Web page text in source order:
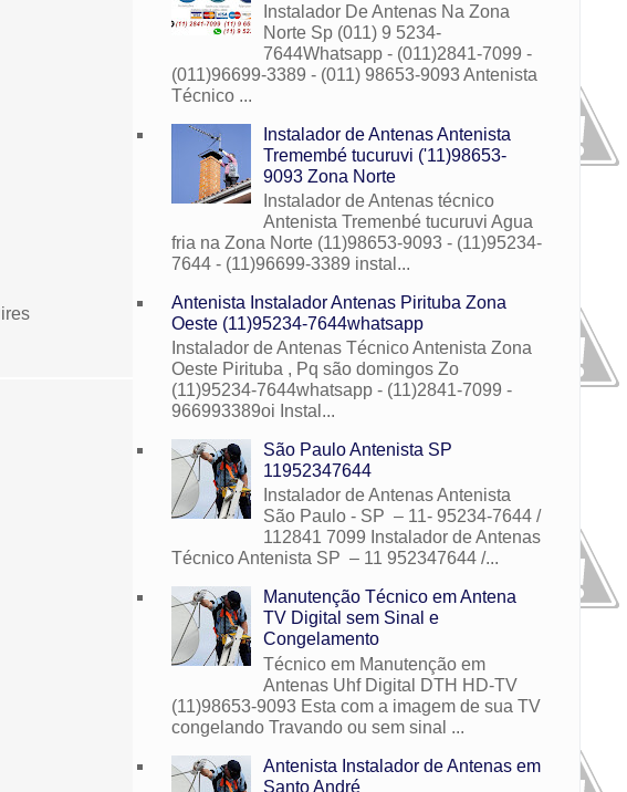
Instalador De Antenas Na Zona
Norte Sp (011) 9 5234-
7644Whatsapp - (011)2841-7099 -
(011)96699-3389 - (011) 98653-9093 Antenista
Técnico ...
Instalador de Antenas Antenista
Tremembé tucuruvi ('11)98653-
9093 Zona Norte
Instalador de Antenas técnico
Antenista Tremenbé tucuruvi Agua
fria na Zona Norte (11)98653-9093 - (11)95234-
7644 - (11)96699-3389 instal...
Antenista Instalador Antenas Pirituba Zona
Oeste (11)95234-7644whatsapp
Instalador de Antenas Técnico Antenista Zona
Oeste Pirituba , Pq são domingos Zo
(11)95234-7644whatsapp - (11)2841-7099 -
966993389oi Instal...
São Paulo Antenista SP
11952347644
Instalador de Antenas Antenista
São Paulo - SP – 11- 95234-7644 /
112841 7099 Instalador de Antenas
Técnico Antenista SP – 11 952347644 /...
Manutenção Técnico em Antena
TV Digital sem Sinal e
Congelamento
Técnico em Manutenção em
Antenas Uhf Digital DTH HD-TV
(11)98653-9093 Esta com a imagem de sua TV
congelando Travando ou sem sinal ...
Antenista Instalador de Antenas em
Santo André